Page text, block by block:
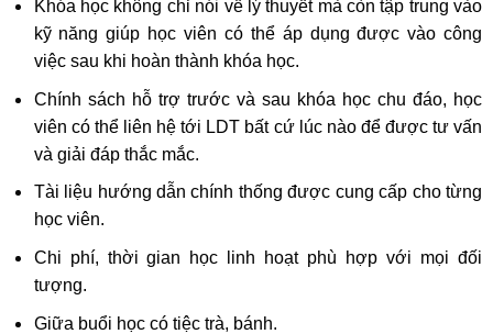
Khóa học không chỉ nói về lý thuyết mà còn tập trung vào
kỹ năng giúp học viên có thể áp dụng được vào công
việc sau khi hoàn thành khóa học.
Chính sách hỗ trợ trước và sau khóa học chu đáo, học
viên có thể liên hệ tới LDT bất cứ lúc nào để được tư vấn
và giải đáp thắc mắc.
Tài liệu hướng dẫn chính thống được cung cấp cho từng
học viên.
Chi phí, thời gian học linh hoạt phù hợp với mọi đối
tượng.
Giữa buổi học có tiệc trà, bánh.